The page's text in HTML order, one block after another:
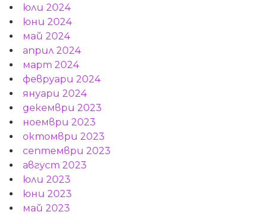
юли 2024
юни 2024
май 2024
април 2024
март 2024
февруари 2024
януари 2024
декември 2023
ноември 2023
октомври 2023
септември 2023
август 2023
юли 2023
юни 2023
май 2023